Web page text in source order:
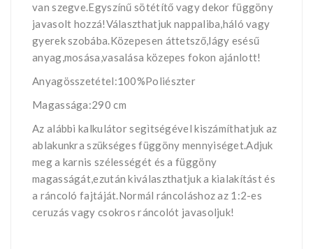
van szegve.Egyszínű sötétítő vagy dekor függöny
javasolt hozzá!Választhatjuk nappaliba,háló vagy
gyerek szobába.Közepesen áttetsző,lágy esésű
anyag,mosása,vasalása közepes fokon ajánlott!
Anyagösszetétel:100%Poliészter
Magassága:290 cm
Az alábbi kalkulátor segìtségével kiszámíthatjuk az
ablakunkra szükséges függöny mennyiséget.Adjuk
meg a karnis szélességét és a függöny
magasságát,ezután kiválaszthatjuk a kialakítást és
a ráncoló fajtáját.Normál ráncoláshoz az 1:2-es
ceruzás vagy csokros ráncolót javasoljuk!